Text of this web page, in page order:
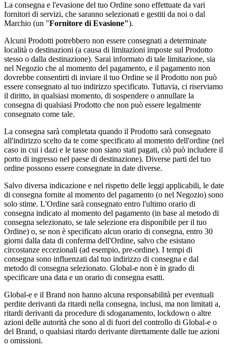
La consegna e l'evasione del tuo Ordine sono effettuate da vari
fornitori di servizi, che saranno selezionati e gestiti da noi o dal
Marchio (un "Fornitore di Evasione").
Alcuni Prodotti potrebbero non essere consegnati a determinate
località o destinazioni (a causa di limitazioni imposte sul Prodotto
stesso o dalla destinazione). Sarai informato di tale limitazione, sia
nel Negozio che al momento del pagamento, e il pagamento non
dovrebbe consentirti di inviare il tuo Ordine se il Prodotto non può
essere consegnato al tuo indirizzo specificato. Tuttavia, ci riserviamo
il diritto, in qualsiasi momento, di sospendere o annullare la
consegna di qualsiasi Prodotto che non può essere legalmente
consegnato come tale.
La consegna sarà completata quando il Prodotto sarà consegnato
all'indirizzo scelto da te come specificato al momento dell'ordine (nel
caso in cui i dazi e le tasse non siano stati pagati, ciò può includere il
porto di ingresso nel paese di destinazione). Diverse parti del tuo
ordine possono essere consegnate in date diverse.
Salvo diversa indicazione e nel rispetto delle leggi applicabili, le date
di consegna fornite al momento del pagamento (o nel Negozio) sono
solo stime. L'Ordine sarà consegnato entro l'ultimo orario di
consegna indicato al momento del pagamento (in base al metodo di
consegna selezionato, se tale selezione era disponibile per il tuo
Ordine) o, se non è specificato alcun orario di consegna, entro 30
giorni dalla data di conferma dell'Ordine, salvo che esistano
circostanze eccezionali (ad esempio, pre-ordine). I tempi di
consegna sono influenzati dal tuo indirizzo di consegna e dal
metodo di consegna selezionato. Global-e non è in grado di
specificare una data e un orario di consegna esatti.
Global-e e il Brand non hanno alcuna responsabilità per eventuali
perdite derivanti da ritardi nella consegna, inclusi, ma non limitati a,
ritardi derivanti da procedure di sdoganamento, lockdown o altre
azioni delle autorità che sono al di fuori del controllo di Global-e o
del Brand, o qualsiasi ritardo derivante direttamente dalle tue azioni
o omissioni.